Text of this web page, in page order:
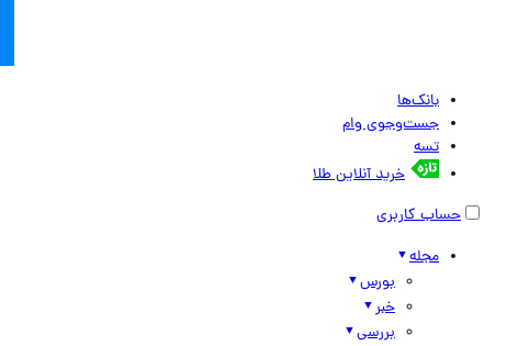
بانک‌ها
جست‌وجوی وام
تسه
خرید آنلاین طلا
حساب کاربری
مجله
بورس
خبر
بررسی